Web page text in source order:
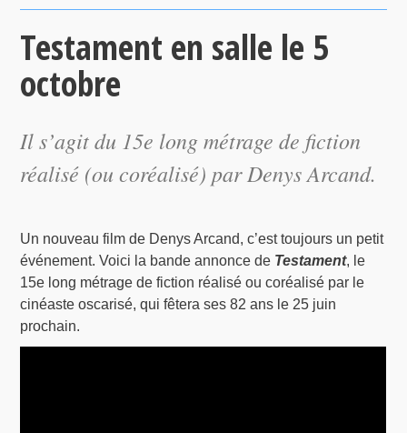
Testament en salle le 5
octobre
Il s’agit du 15e long métrage de fiction
réalisé (ou coréalisé) par Denys Arcand.
Un nouveau film de Denys Arcand, c’est toujours un petit
événement. Voici la bande annonce de Testament, le
15e long métrage de fiction réalisé ou coréalisé par le
cinéaste oscarisé, qui fêtera ses 82 ans le 25 juin
prochain.